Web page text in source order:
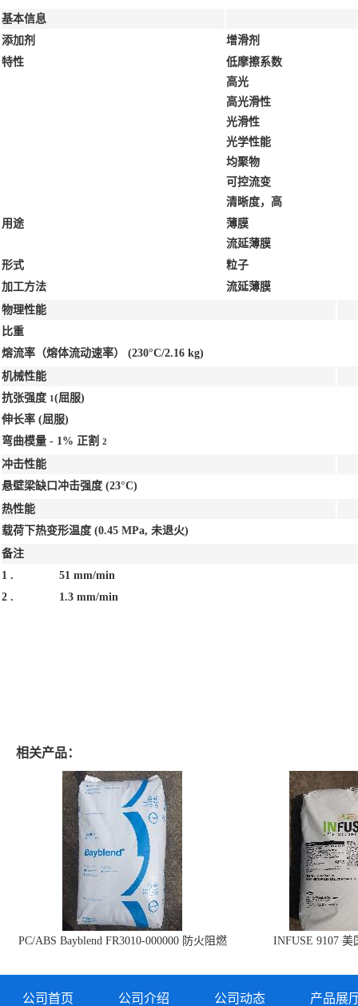
基本信息
添加剂
增滑剂
特性
低摩擦系数
高光
高光滑性
光滑性
光学性能
均聚物
可控流变
清晰度，高
用途
薄膜
流延薄膜
形式
粒子
加工方法
流延薄膜
物理性能
比重
熔流率（熔体流动速率） (230°C/2.16 kg)
机械性能
抗张强度 1 (屈服)
伸长率 (屈服)
弯曲模量 - 1% 正割
2
冲击性能
悬壁梁缺口冲击强度 (23°C)
热性能
载荷下热变形温度 (0.45 MPa, 未退火)
备注
1 .
51 mm/min
2 .
1.3 mm/min
相关产品：
PC/ABS Bayblend FR3010-000000 防火阻燃
INFUSE 9107 美
公司首页 公司介绍 公司动态 产品展